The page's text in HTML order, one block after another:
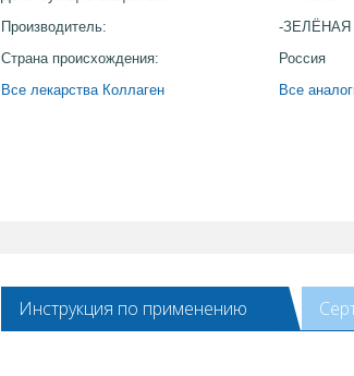
Производитель:
-
Страна происхождения:
Россия
Все лекарства Коллаген
Все
Инструкция по применению